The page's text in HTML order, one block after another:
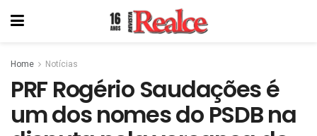
Home Notícias
PRF Rogério Saudações é
um dos nomes do PSDB na